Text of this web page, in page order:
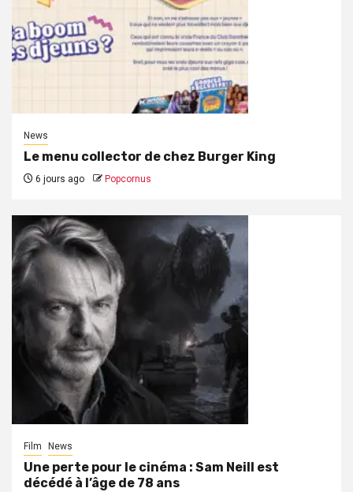
News
Le menu collector de chez Burger King
6 jours ago Popcornus
Film News
Une perte pour le cinéma : Sam Neill est
décédé à l’âge de 78 ans